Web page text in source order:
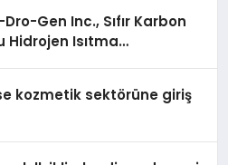
Gen Inc., Sıfır Karbon
Hidrojen Isıtma
kozmetik sektörüne giriş